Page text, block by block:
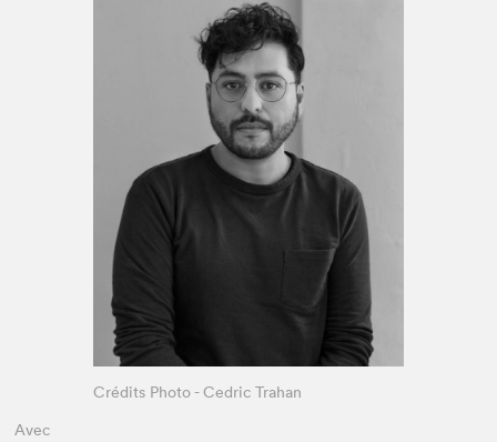
Avec
Crédits Photo - Cedric Trahan